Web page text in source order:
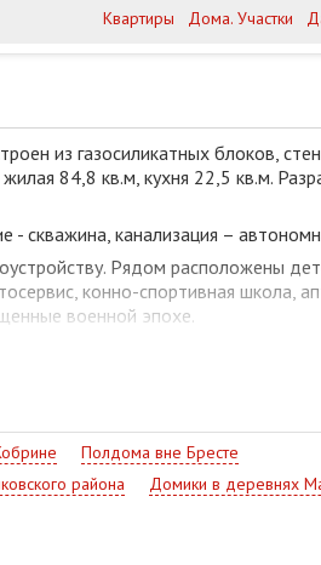
Квартиры Дома. Участки
из газосиликатных блоков,
84,8 кв.м, кухня 22,5 кв.м.
- скважина, канализация –
Рядом расположены
конно-спортивная школа,
военной эпохе.
Полдома вне Бресте
района
Домики в деревнях